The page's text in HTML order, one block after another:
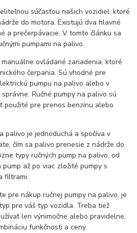
súčasťou našich vozidiel, ktoré
do motora. Existujú dva hlavné
a prečerpávacie. V tomto článku sa
pumpami na palivo.
ovládané zariadenia, ktoré
čerpania. Sú vhodné pre
pumpu na palivo alebo v
Ručné pumpy na palivo sú
použité pre prenos benzínu alebo
palivo je jednoduchá a spočíva v
čím sa palivo prenesie z nádrže do
typy ručných pump na palivo, od
až po viac zložité pumpy s
filtrami.
pre nákup ručnej pumpy na palivo, je
pre váš typ vozidla. Treba tiež
len výnimočne alebo pravidelne,
funkčnosti a ceny.